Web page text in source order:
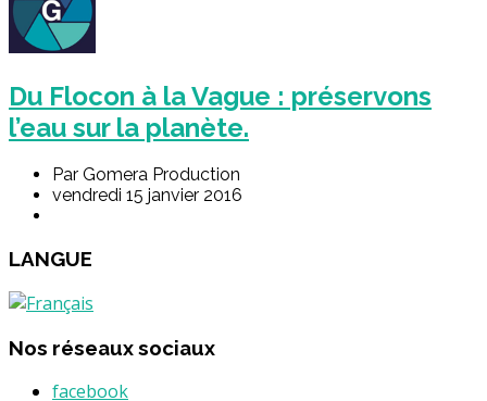
Du Flocon à la Vague : préservons
l’eau sur la planète.
Par Gomera Production
vendredi 15 janvier 2016
LANGUE
Nos réseaux sociaux
facebook